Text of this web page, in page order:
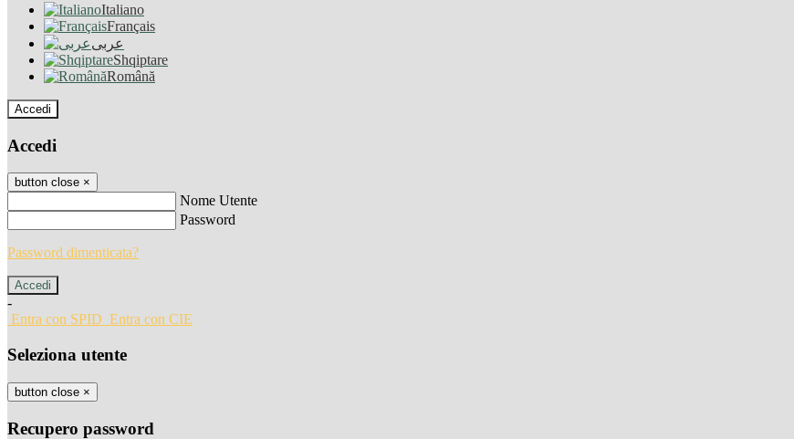
Italiano
Français
عربى
Shqiptare
Română
Accedi
Accedi
button close ×
Nome Utente
Password
Password dimenticata?
-
Entra con SPID Entra con CIE
Seleziona utente
button close ×
Recupero password